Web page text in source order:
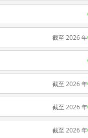
截至 2026 年
截至 2026 年
截至 2026 年
截至 2026 年